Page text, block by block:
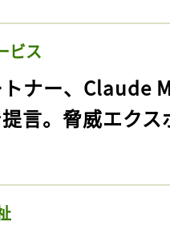
ビス
トナー、Claude
言。脅威エク